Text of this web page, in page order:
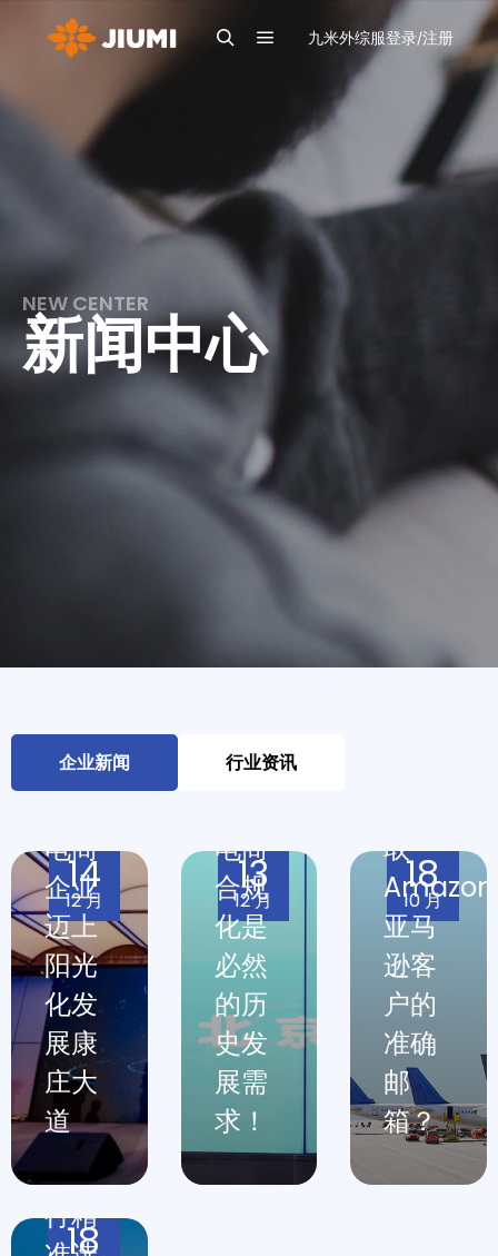
九米外综服登录/注册
NEW CENTER
新闻中心
企业新闻 行业资讯
14
12 月
远，
深圳
电商
企业
迈上
阳光
化发
展康
庄大
道
13
12 月
CEO
享：
电商
合规
化是
必然
的历
史发
展需
求！
18
10 月
逊跨
取
Amazon
亚马
逊客
户的
准确
邮
箱？
18
如何
在亚
马逊
英国
站高
竞争
品类
中进
行精